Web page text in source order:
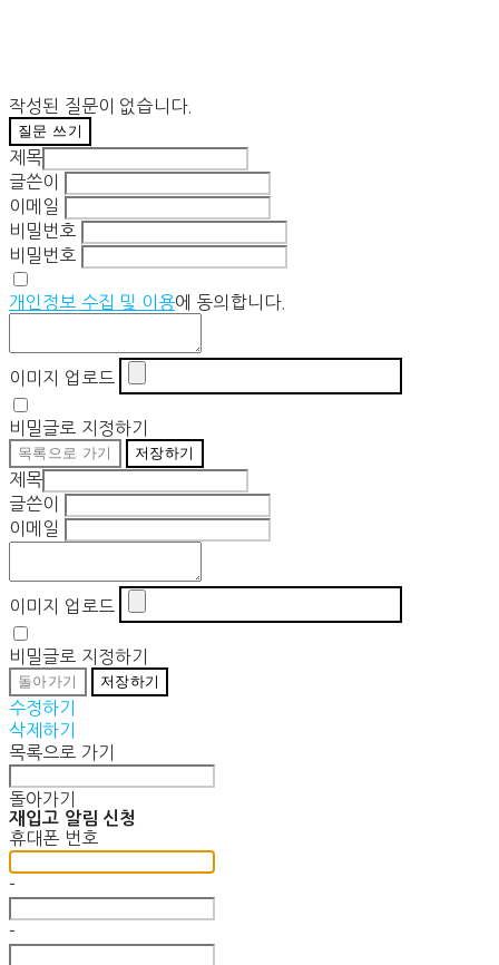
작성된 질문이 없습니다.
질문 쓰기
제목
글쓴이
이메일
비밀번호
비밀번호
개인정보 수집 및 이용에 동의합니다.
이미지 업로드
비밀글로 지정하기
목록으로 가기 저장하기
제목
글쓴이
이메일
이미지 업로드
비밀글로 지정하기
돌아가기 저장하기
수정하기
삭제하기
목록으로 가기
돌아가기
재입고 알림 신청
휴대폰 번호
-
-